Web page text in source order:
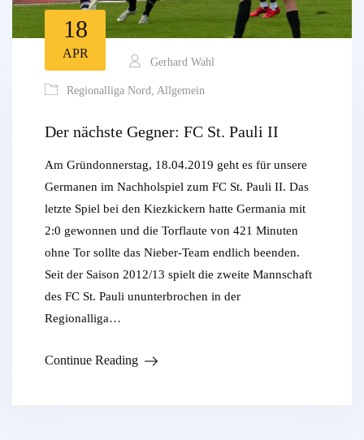
18
APR
Gerhard Wahl
Regionalliga Nord Allgemein
Der nächste Gegner: FC St. Pauli II
Am Gründonnerstag, 18.04.2019 geht es für unsere
Germanen im Nachholspiel zum FC St. Pauli II. Das
letzte Spiel bei den Kiezkickern hatte Germania mit
2:0 gewonnen und die Torflaute von 421 Minuten
ohne Tor sollte das Nieber-Team endlich beenden.
Seit der Saison 2012/13 spielt die zweite Mannschaft
des FC St. Pauli ununterbrochen in der
Regionalliga…
Continue Reading